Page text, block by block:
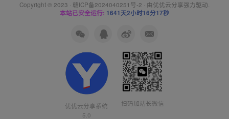
Copyright © 2023 · 赣ICP备2024040251号-2 · 由优优云分享强力驱动.
本站已安全运行: 1641天2小时16分18秒
优优云分享系统
5.0
扫码加站长微信